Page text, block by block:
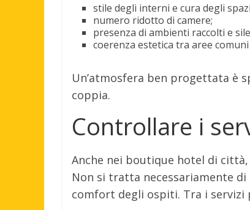
stile degli interni e cura degli
numero ridotto di camere;
presenza di ambienti raccolti e
coerenza estetica tra aree comuni
Un’atmosfera ben progettata è
coppia.
Controllare i
Anche nei boutique hotel di
Non si tratta necessariamente
comfort degli ospiti. Tra i servizi